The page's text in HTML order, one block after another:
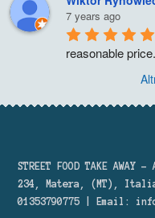
7 years ago
reasonable
STREET FOOD TAKE AWAY
234, Matera, (MT),
01353790775 | Email: